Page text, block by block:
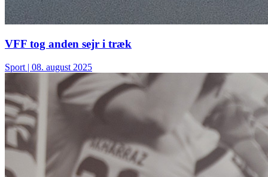
VFF tog anden sejr i træk
Sport | 08. august 2025